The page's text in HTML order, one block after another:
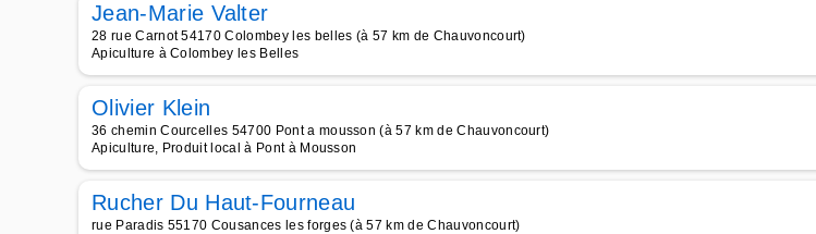
Jean-Marie Valter
28 rue Carnot 54170 Colombey les belles (à 57 km de Chauvoncourt)
Apiculture à Colombey les Belles
Olivier Klein
36 chemin Courcelles 54700 Pont a mousson (à 57 km de Chauvoncourt)
Apiculture, Produit local à Pont à Mousson
Rucher Du Haut-Fourneau
rue Paradis 55170 Cousances les forges (à 57 km de Chauvoncourt)